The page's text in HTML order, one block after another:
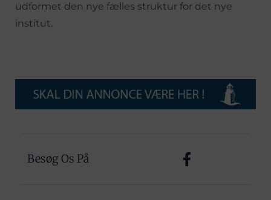
udformet den nye fælles struktur for det nye
institut.
Besøg Os På